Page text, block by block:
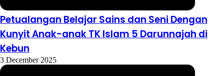
Petualangan Belajar Sains dan Seni Dengan
Kunyit Anak-anak TK Islam 5 Darunnajah di
Kebun
3 December 2025